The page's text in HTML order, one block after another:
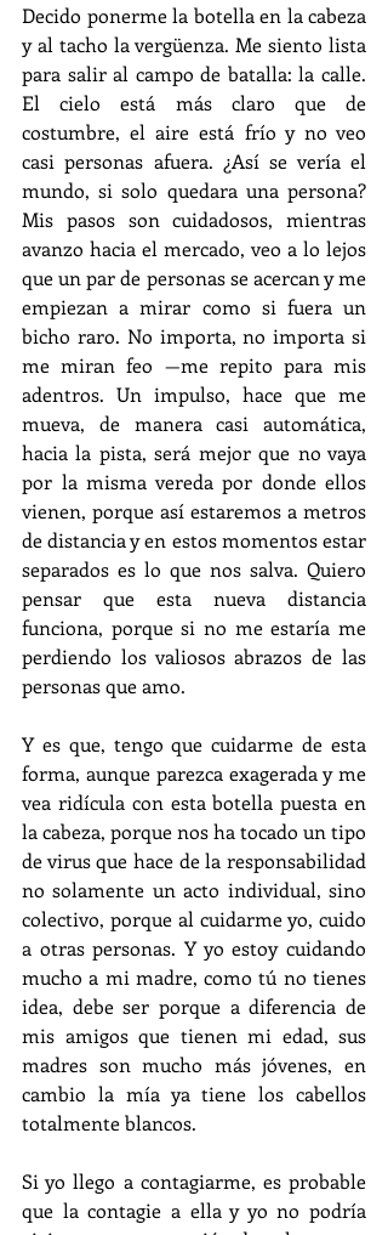
Decido ponerme la botella en la cabeza
y al tacho la vergüenza. Me siento lista
para salir al campo de batalla: la calle.
El cielo está más claro que de
costumbre, el aire está frío y no veo
casi personas afuera. ¿Así se vería el
mundo, si solo quedara una persona?
Mis pasos son cuidadosos, mientras
avanzo hacia el mercado, veo a lo lejos
que un par de personas se acercan y me
empiezan a mirar como si fuera un
bicho raro. No importa, no importa si
me miran feo —me repito para mis
adentros. Un impulso, hace que me
mueva, de manera casi automática,
hacia la pista, será mejor que no vaya
por la misma vereda por donde ellos
vienen, porque así estaremos a metros
de distancia y en estos momentos estar
separados es lo que nos salva. Quiero
pensar que esta nueva distancia
funciona, porque si no me estaría me
perdiendo los valiosos abrazos de las
personas que amo.
Y es que, tengo que cuidarme de esta
forma, aunque parezca exagerada y me
vea ridícula con esta botella puesta en
la cabeza, porque nos ha tocado un tipo
de virus que hace de la responsabilidad
no solamente un acto individual, sino
colectivo, porque al cuidarme yo, cuido
a otras personas. Y yo estoy cuidando
mucho a mi madre, como tú no tienes
idea, debe ser porque a diferencia de
mis amigos que tienen mi edad, sus
madres son mucho más jóvenes, en
cambio la mía ya tiene los cabellos
totalmente blancos.
Si yo llego a contagiarme, es probable
que la contagie a ella y yo no podría